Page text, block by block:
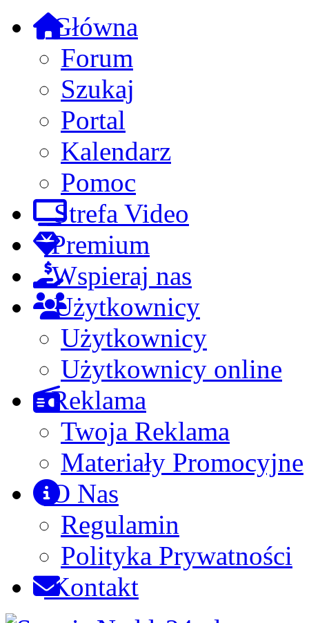
Główna
Forum
Szukaj
Portal
Kalendarz
Pomoc
Strefa Video
Premium
Wspieraj nas
Użytkownicy
Użytkownicy
Użytkownicy online
Reklama
Twoja Reklama
Materiały Promocyjne
O Nas
Regulamin
Polityka Prywatności
Kontakt